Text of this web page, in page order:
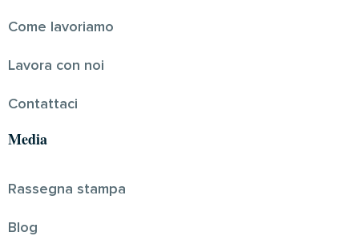
Come lavoriamo
Lavora con noi
Contattaci
Media
Rassegna stampa
Blog